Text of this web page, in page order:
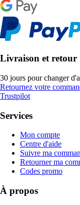
Livraison et retour
30 jours pour changer
Retournez votre
Trustpilot
Services
Mon compte
Centre d'aide
Suivre ma
Retourner ma
Codes promo
À propos